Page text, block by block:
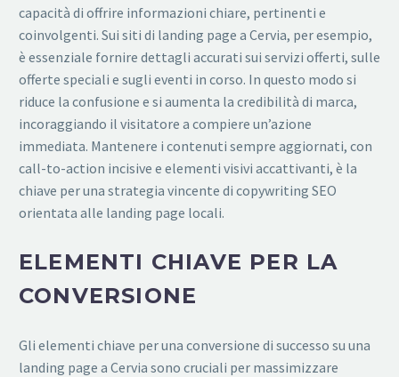
capacità di offrire informazioni chiare, pertinenti e
coinvolgenti. Sui siti di landing page a Cervia, per esempio,
è essenziale fornire dettagli accurati sui servizi offerti, sulle
offerte speciali e sugli eventi in corso. In questo modo si
riduce la confusione e si aumenta la credibilità di marca,
incoraggiando il visitatore a compiere un’azione
immediata. Mantenere i contenuti sempre aggiornati, con
call-to-action incisive e elementi visivi accattivanti, è la
chiave per una strategia vincente di copywriting SEO
orientata alle landing page locali.
ELEMENTI CHIAVE PER LA
CONVERSIONE
Gli elementi chiave per una conversione di successo su una
landing page a Cervia sono cruciali per massimizzare